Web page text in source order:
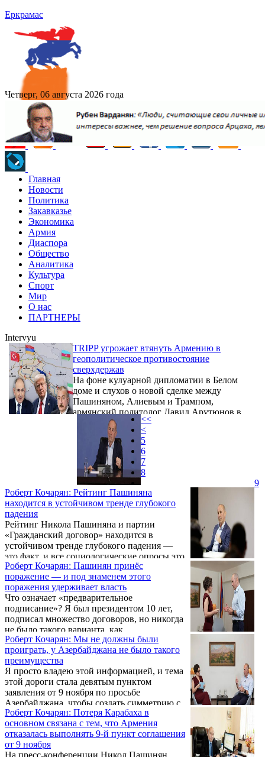
Еркрамас
Четверг, 06 августа 2026 года
Главная
Новости
Политика
Закавказье
Экономика
Армия
Диаспора
Общество
Аналитика
Культура
Спорт
Мир
О нас
ПАРТНЕРЫ
Intervyu
TRIPP угрожает втянуть Армению в
геополитическое противостояние
сверхдержав
На фоне кулуарной дипломатии в Белом
доме и слухов о новой сделке между
Пашиняном, Алиевым и Трампом,
армянский политолог Давид Арутюнов в
интервью VERELQ трезво и без иллюзий
оценивает последствия Вашингтонского
саммита. Является ли предполагаемое
совместное заявление о выходе Армении и
Азербайджана из Минской группы не
просто символом, а точкой невозврата? Или
же это — необходимая жертва ради новой
геополитической архитектуры, в которой
США примеряют роль главного
архитектора? Что стоит за проектом ...
Роберт Кочарян: Рейтинг Пашиняна
находится в устойчивом тренде глубокого
падения
Рейтинг Никола Пашиняна и партии
«Гражданский договор» находится в
устойчивом тренде глубокого падения —
это факт, и все социологические опросы это
показывают. Об этом заявил второй
президент Роберт Кочарян в интервью
телеканалу «5-й канал» 1 августа.
Роберт Кочарян: Пашинян принёс
поражение — и под знаменем этого
поражения удерживает власть
Что означает «предварительное
подписание»? Я был президентом 10 лет,
подписал множество договоров, но никогда
не было такого варианта, как
«предварительное подписание». Об этом 1
августа в интервью «5-му каналу» заявил
второй президент Армении Роберт Кочарян,
комментируя возможность
предварительного подписания мирного
соглашения между Арменией и
Азербайджаном.
Роберт Кочарян: Мы не должны были
проиграть, у Азербайджана не было такого
преимущества
Я просто владею этой информацией, и тема
этой дороги стала девятым пунктом
заявления от 9 ноября по просьбе
Азербайджана, чтобы создать симметрию с
Лачинским коридором. Об этом заявил
второй президент Республики Армения
Роберт Кочарян в интервью «5-му каналу»,
коснувшись темы дороги через Сюник.
Роберт Кочарян: Потеря Карабаха в
основном связана с тем, что Армения
отказалась выполнять 9-й пункт соглашения
от 9 ноября
На пресс-конференции Никол Пашинян
<<
<
5
6
7
8
9